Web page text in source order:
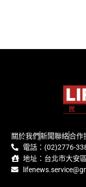
關於我們新聞聯絡合作
電話：(02)2776-
地址：台北市大安